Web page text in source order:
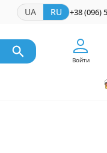
UA RU +38 (096)
Войти